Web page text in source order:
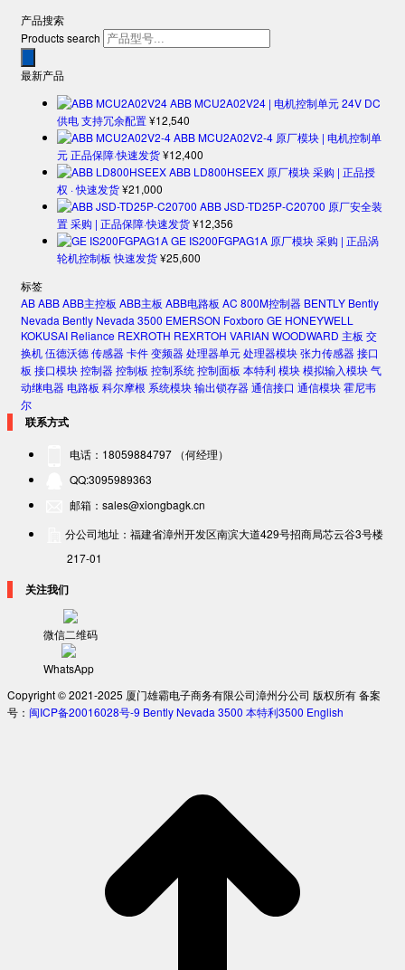
产品搜索
Products search
最新产品
ABB MCU2A02V24 | 电机控制单元 24V DC
供电 支持冗余配置¥12,540
ABB MCU2A02V2-4 原厂模块 | 电机控制单
元 正品保障·快速发货¥12,400
ABB LD800HSEEX 原厂模块 采购 | 正品授
权 · 快速发货¥21,000
ABB JSD-TD25P-C20700 原厂安全装
置 采购 | 正品保障·快速发货¥12,356
GE IS200FGPAG1A 原厂模块 采购 | 正品涡
轮机控制板 快速发货¥25,600
标签
ABABBABB主控板 ABB主板 ABB电路板 AC 800M控制器 BENTLY Bently
Nevada Bently Nevada 3500 EMERSON Foxboro GE HONEYWELL
KOKUSAI Reliance REXROTH REXRTOH VARIAN WOODWARD 主板 交
换机伍德沃德传感器卡件变频器处理器单元处理器模块张力传感器接口
板 接口模块控制器控制板 控制系统控制面板 本特利模块模拟输入模块气
动继电器电路板 科尔摩根 系统模块输出锁存器通信接口 通信模块霍尼韦
尔
联系方式
电话：18059884797 （何经理）
QQ:3095989363
邮箱：sales@xiongbagk.cn
分公司地址：福建省漳州开发区南滨大道429号招商局芯云谷3号楼
217-01
关注我们
微信二维码
WhatsApp
Copyright © 2021-2025 厦门雄霸电子商务有限公司漳州分公司 版权所有 备案
号： 闽ICP备20016028号-9 Bently Nevada 3500 本特利3500 English